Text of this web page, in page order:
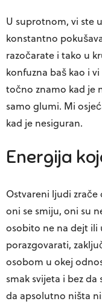
U suprotnom, vi ste
konstantno
razočarate i tako u
konfuzna baš kao i
točno znamo kad je
samo glumi. Mi
kad je nesiguran.
Energija
Ostvareni ljudi
oni se smiju, oni su
osobito ne na dejt ili
porazgovarati,
osobom u okej
smak svijeta i bez
da apsolutno ništa